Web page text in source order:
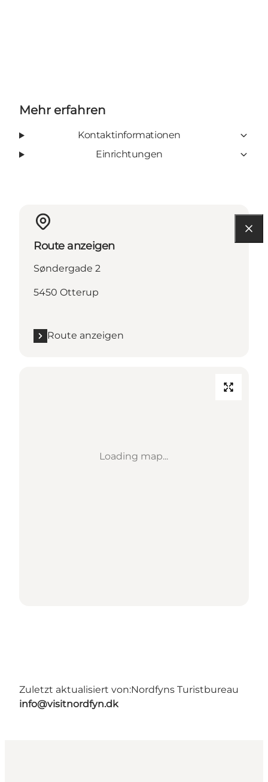
Mehr erfahren
Kontaktinformationen
Einrichtungen
Route anzeigen
Søndergade 2
5450 Otterup
Route anzeigen
Loading map...
Zuletzt aktualisiert von:Nordfyns Turistbureau
info@visitnordfyn.dk